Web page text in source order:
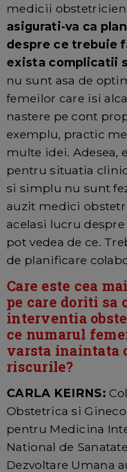
medicii
asigurati-va ca
despre ce trebuie
exista complicatii
nu sunt asa de
femeilor care isi
nastere pe cont
exemplu, practic
multe idei. Adesea,
pentru situatia
si simplu nu sunt
auzit medici
acelasi lucru
pot vedea de ce.
de planificare
Care este cea
pe care doriti sa
interventia
ce numarul
varsta inaintata
riscurile?
CARLA KEIRNS:
Obstetrica si
pentru Medicina
National de
Dezvoltare Umana